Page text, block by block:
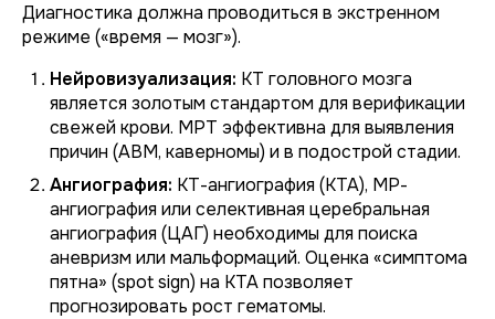
Диагностика должна проводиться в экстренном
режиме («время — мозг»).
Нейровизуализация: КТ головного мозга
является золотым стандартом для верификации
свежей крови. МРТ эффективна для выявления
причин (АВМ, каверномы) и в подострой стадии.
Ангиография: КТ-ангиография (КТА), МР-
ангиография или селективная церебральная
ангиография (ЦАГ) необходимы для поиска
аневризм или мальформаций. Оценка «симптома
пятна» (spot sign) на КТА позволяет
прогнозировать рост гематомы.